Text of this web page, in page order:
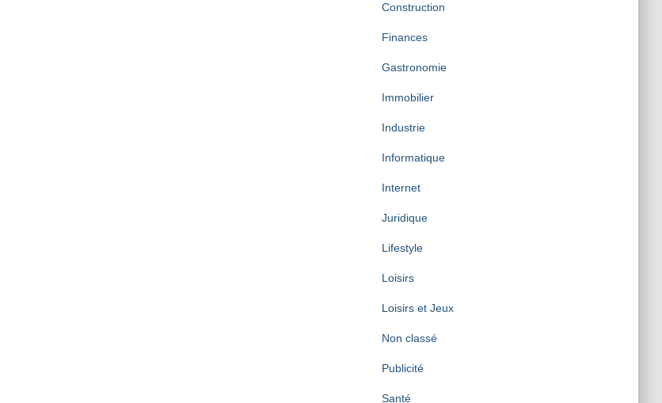
Construction
Finances
Gastronomie
Immobilier
Industrie
Informatique
Internet
Juridique
Lifestyle
Loisirs
Loisirs et Jeux
Non classé
Publicité
Santé